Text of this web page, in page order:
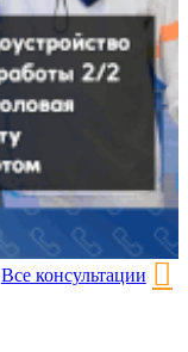
Все консультации